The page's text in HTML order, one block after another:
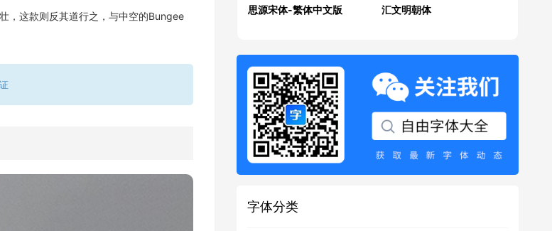
，这款则反其道行之，与中空的Bungee
思源宋体-繁体中文版 汇文明朝体
字体分类